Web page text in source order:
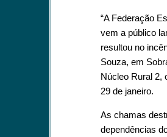
“A Federação
vem a público
resultou no
Souza, em
Núcleo Rural 2,
29 de janeiro.
As chamas
dependências